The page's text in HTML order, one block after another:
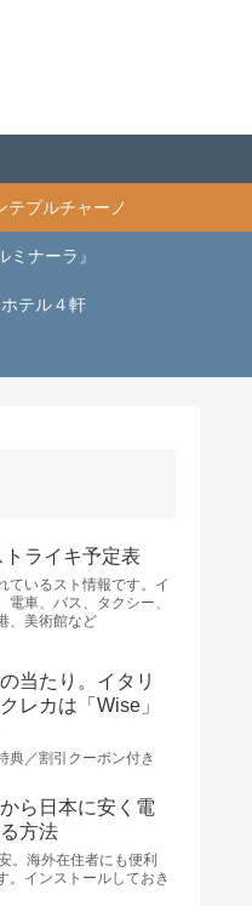
テプルチャーノ
ミナーラ』
テル４軒
ライキ予定表
ているスト情報です。イ
電車、バス、タクシー、
、美術館など
当たり。イタリ
レカは「Wise」
典／割引クーポン付き
ら日本に安く電
方法
。海外在住者にも便利
。インストールしておき